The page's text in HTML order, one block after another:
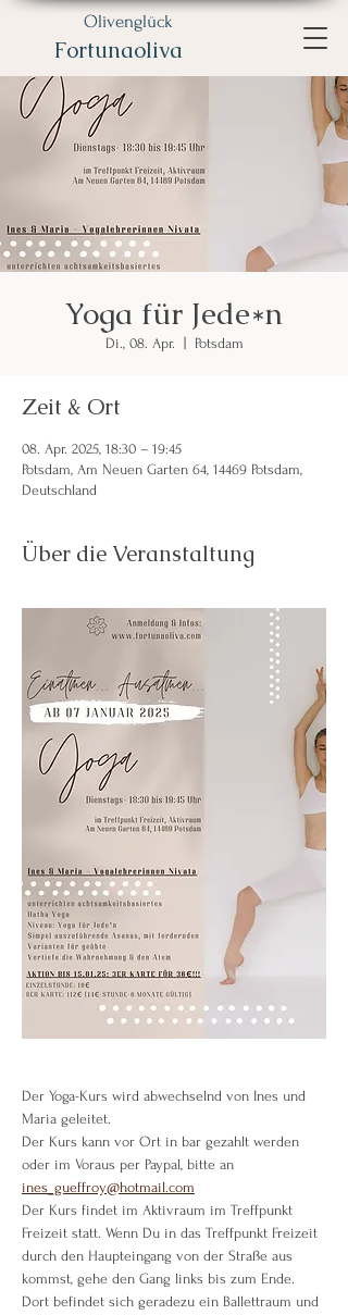
Olivenglück
Fortunaoliva
Yoga für Jede*n
Di., 08. Apr. Potsdam
Zeit & Ort
08. Apr. 2025, 18:30 – 19:45
Potsdam, Am Neuen Garten 64, 14469 Potsdam,
Deutschland
Über die Veranstaltung
Der Yoga-Kurs wird abwechselnd von Ines und
Maria geleitet.
Der Kurs kann vor Ort in bar gezahlt werden
oder im Voraus per Paypal, bitte an
ines_gueffroy@hotmail.com
Der Kurs findet im Aktivraum im Treffpunkt
Freizeit statt. Wenn Du in das Treffpunkt Freizeit
durch den Haupteingang von der Straße aus
kommst, gehe den Gang links bis zum Ende.
Dort befindet sich geradezu ein Ballettraum und